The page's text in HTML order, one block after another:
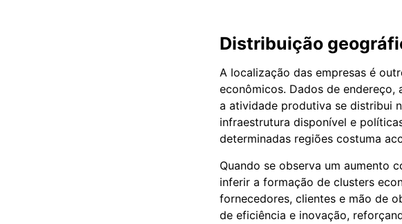
Distribuição
A localização das empresas é
econômicos. Dados de
a atividade produtiva se distribui
infraestrutura disponível e
determinadas regiões costuma
Quando se observa um aumento
inferir a formação de clusters
fornecedores, clientes e mão de
de eficiência e inovação,